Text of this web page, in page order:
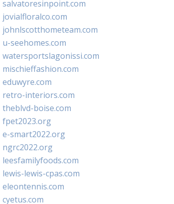
salvatoresinpoint.com
jovialfloralco.com
johnlscotthometeam.com
u-seehomes.com
watersportslagonissi.com
mischieffashion.com
eduwyre.com
retro-interiors.com
theblvd-boise.com
fpet2023.org
e-smart2022.org
ngrc2022.org
leesfamilyfoods.com
lewis-lewis-cpas.com
eleontennis.com
cyetus.com